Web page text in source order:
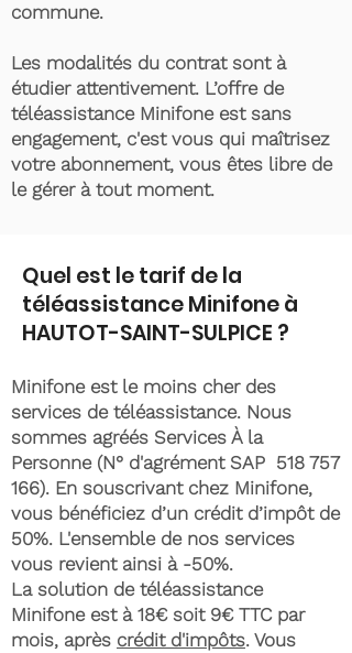
commune.
Les modalités du contrat sont à
étudier attentivement. L’offre de
téléassistance Minifone est sans
engagement, c'est vous qui maîtrisez
votre abonnement, vous êtes libre de
le gérer à tout moment.
Quel est le tarif de la
téléassistance Minifone à
HAUTOT-SAINT-SULPICE ?
Minifone est le moins cher des
services de téléassistance. Nous
sommes agréés Services À la
Personne (N° d'agrément SAP 518 757
166). En souscrivant chez Minifone,
vous bénéficiez d’un crédit d’impôt de
50%. L'ensemble de nos services
vous revient ainsi à -50%.
La solution de téléassistance
Minifone est à 18€ soit 9€ TTC par
mois, après crédit d'impôts. Vous